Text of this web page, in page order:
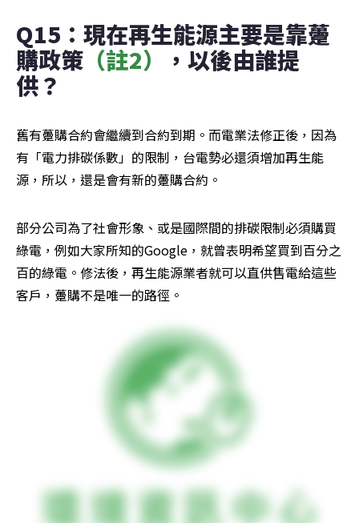
Q15：現在再生能源主要是靠躉
購政策 （註2）
，以後由誰提
供？
舊有躉購合約會繼續到合約到期。而電業法修正後，因為
有「電力排碳係數」的限制，台電勢必還須增加再生能
源，所以，還是會有新的躉購合約。
部分公司為了社會形象、或是國際間的排碳限制必須購買
綠電，例如大家所知的Google，就曾表明希望買到百分之
百的綠電。修法後，再生能源業者就可以直供售電給這些
客戶，躉購不是唯一的路徑。